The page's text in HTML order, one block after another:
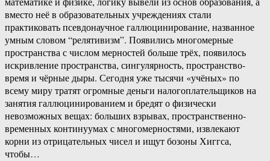
вместо неё в образовательных учреждениях стали
практиковать псевдонаучное галлюцинирование, названное
умным словом “релятивизм”. Появились многомерные
пространства с числом мерностей больше трёх, появилось
искривление пространства, сингулярность, пространство-
время и чёрные дыры. Сегодня уже тысячи «учёных» по
всему миру тратят огромные деньги налогоплательщиков на
занятия галлюцинированием и бредят о физически
невозможных вещах: больших взрывах, пространственно-
временных континуумах с многомерностями, извлекают
корни из отрицательных чисел и ищут бозоны Хиггса,
чтобы…